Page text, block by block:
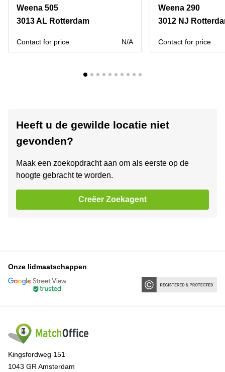
Weena 505
3013 AL Rotterdam
Contact for price N/A
Weena 290
3012 NJ
Contact for price
Heeft u de gewilde locatie niet
gevonden?
Maak een zoekopdracht aan om als eerste op de
hoogte gebracht te worden.
Creëer Zoekagent
Onze lidmaatschappen
Kingsfordweg 151
1043 GR Amsterdam